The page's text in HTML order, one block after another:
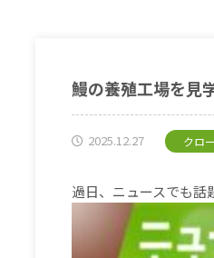
鰻の養殖工場を見
2025.12.27 クロ
過日、ニュースでも